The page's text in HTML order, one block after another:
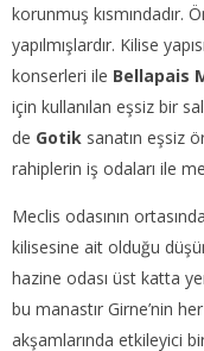
korunmuş kısmındadır.
yapılmışlardır. Kilise
konserleri ile Bellapais
için kullanılan eşsiz bir
de Gotik sanatın eşsiz
rahiplerin iş odaları ile
Meclis odasının
kilisesine ait olduğu
hazine odası üst katta
bu manastır Girne’nin
akşamlarında etkileyici